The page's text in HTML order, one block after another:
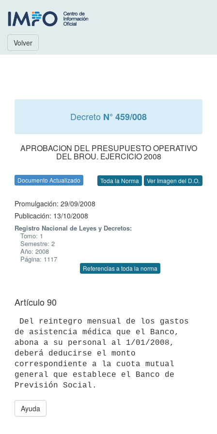
Volver
Decreto N° 459/008
APROBACION DEL PRESUPUESTO OPERATIVO
DEL BROU. EJERCICIO 2008
Documento Actualizado Toda la Norma Ver Imagen del D.O.
Promulgación: 29/09/2008
Publicación: 13/10/2008
Registro Nacional de Leyes y Decretos:
Tomo: 1
Semestre: 2
Año: 2008
Página: 1117
Referencias a toda la norma
Artículo 90
de asistencia médica que el Banco,
abona a su personal al 1/01/2008,
deberá deducirse el monto
correspondiente a la cuota mutual
general que establece el Banco de
Ayuda